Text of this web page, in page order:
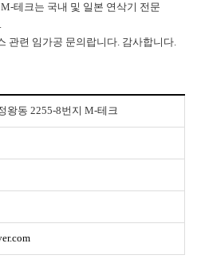
테크는 국내 및 일본 연삭기 전문
관련 임가공 문의랍니다. 감사합니다.
왕동 2255-8번지 M-테크